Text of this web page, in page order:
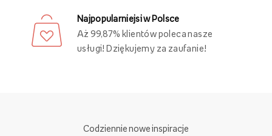
Najpopularniejsi w Polsce
Aż 99,87% klientów poleca nasze
usługi! Dziękujemy za zaufanie!
Codziennie nowe inspiracje